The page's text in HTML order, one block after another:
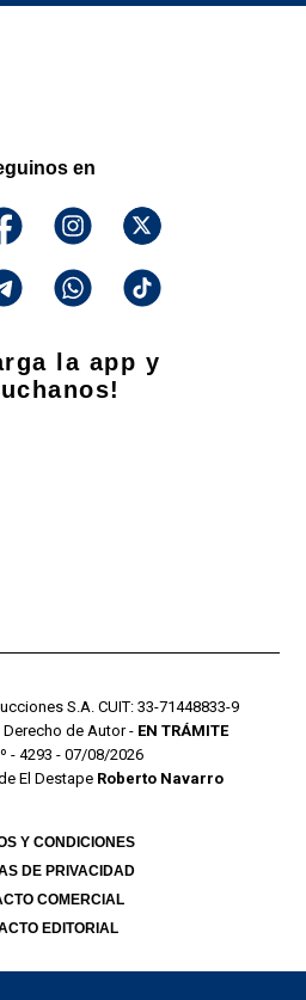
en
la app y
S.A. CUIT: 33-71448833-9
de Autor - EN TRÁMITE
- 4293 - 07/08/2026
El Destape Roberto Navarro
Y CONDICIONES
DE PRIVACIDAD
COMERCIAL
EDITORIAL